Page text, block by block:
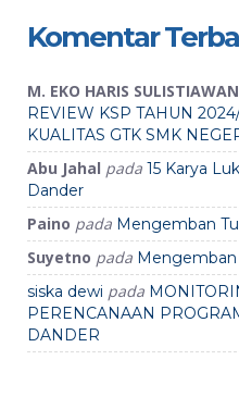
Komentar
M. EKO HARIS SULISTIAWAN
REVIEW KSP TAHUN
KUALITAS GTK SMK
Abu Jahal pada 15 Karya
Dander
Paino pada Mengemban
Suyetno pada Mengemban
siska dewi pada
PERENCANAAN
DANDER